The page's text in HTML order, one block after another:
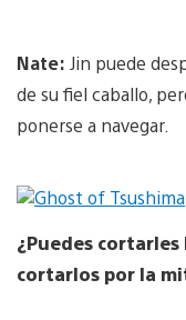
Nate: Jin puede
de su fiel caballo,
ponerse a navegar.
¿Puedes cortarles
cortarlos por la